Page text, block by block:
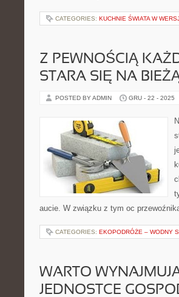
CATEGORIES: KUCHNIE ŚWIATA W
Z PEWNOŚCIĄ
STARA SIĘ NA
POSTED BY ADMIN GRU - 22 - 2025
aucie. W związku z tym oc
CATEGORIES: EKOPODRÓŻE – WODNY
WARTO
JEDNOSTCE